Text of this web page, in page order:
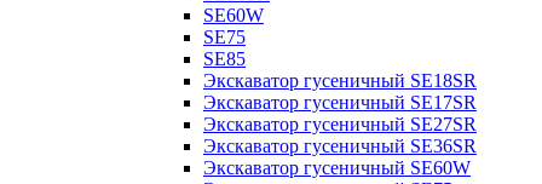
SE60W
SE75
SE85
Экскаватор гусеничный SE18SR
Экскаватор гусеничный SE17SR
Экскаватор гусеничный SE27SR
Экскаватор гусеничный SE36SR
Экскаватор гусеничный SE60W